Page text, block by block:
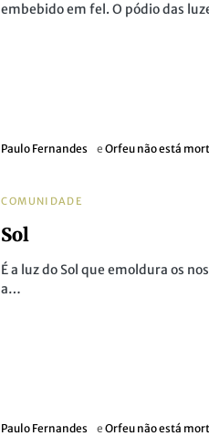
embebido em fel. O pódio das
Paulo Fernandes eOrfeu não está
COMUNIDADE
Sol
É a luz do Sol que emoldura os
a…
Paulo Fernandes eOrfeu não está